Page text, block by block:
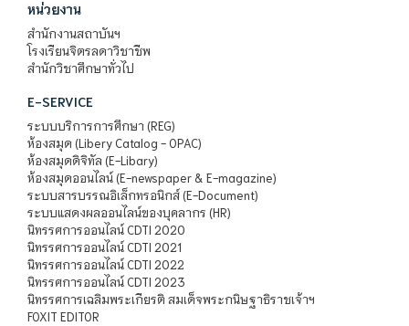
หน่วยงาน
สำนักงานสถาบันฯ
โรงเรียนจิตรลดาวิชาชีพ
สำนักวิชาศึกษาทั่วไป
E-SERVICE
ระบบบริการการศึกษา (REG)
ห้องสมุด (Libery Catalog - OPAC)
ห้องสมุดดิจิทัล (E-Libary)
ห้องสมุดออนไลน์ (E-newspaper & E-magazine)
ระบบสารบรรณอิเล็กทรอนิกส์ (E-Document)
ระบบแสดงผลออนไลน์ของบุคลากร (HR)
นิทรรศการออนไลน์ CDTI 2020
นิทรรศการออนไลน์ CDTI 2021
นิทรรศการออนไลน์ CDTI 2022
นิทรรศการออนไลน์ CDTI 2023
นิทรรศการเฉลิมพระเกียรติ สมเด็จพระกนิษฐาธิราชเจ้าฯ
FOXIT EDITOR